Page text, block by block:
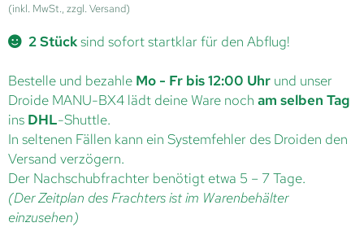
(inkl. MwSt., zzgl. Versand)
2 Stücksind sofort startklar für den Abflug!
Bestelle und bezahle Mo - Fr bis 12:00 Uhr und unser
Droide MANU-BX4 lädt deine Ware noch am selben Tag
ins DHL-Shuttle.
In seltenen Fällen kann ein Systemfehler des Droiden den
Versand verzögern.
Der Nachschubfrachter benötigt etwa 5 – 7 Tage.
(Der Zeitplan des Frachters ist im Warenbehälter
einzusehen)